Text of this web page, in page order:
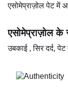
एसोमेप्राज़ोल पेट में
एसोमेप्राज़ोल के
उबकाई , सिर दर्द,